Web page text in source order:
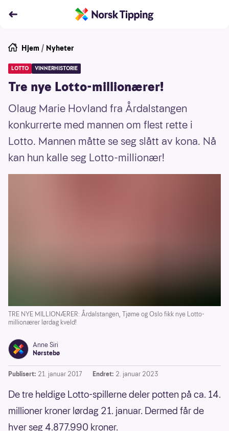
Hjem / Nyheter
LOTTO VINNERHISTORIE
Tre nye Lotto-millionærer!
Olaug Marie Hovland fra Årdalstangen
konkurrerte med mannen om flest rette i
Lotto. Mannen måtte se seg slått av kona. Nå
kan hun kalle seg Lotto-millionær!
TRE NYE MILLIONÆRER: Årdalstangen, Tjøme og Oslo fikk nye Lotto-
millionærer lørdag kveld!
Anne Siri
Nørstebø
Publisert: 21. januar 2017 Endret: 2. januar 2023
De tre heldige Lotto-spillerne deler potten på ca. 14.
millioner kroner lørdag 21. januar. Dermed får de
hver seg 4.877.990 kroner.